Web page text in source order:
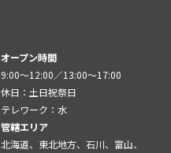
オープン時間
9:00～12:00／13:00～17:00
休日：土日祝祭日
テレワーク：水
管轄エリア
北海道、東北地方、石川、富山、